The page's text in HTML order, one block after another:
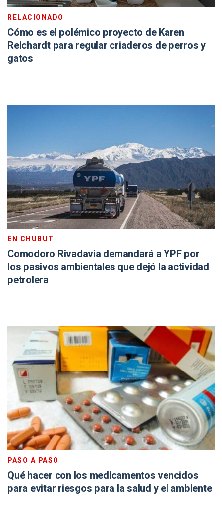
RELACIONADO
Cómo es el polémico proyecto de Karen
Reichardt para regular criaderos de perros y
gatos
EN CHUBUT
Comodoro Rivadavia demandará a YPF por
los pasivos ambientales que dejó la actividad
petrolera
PASO A PASO
Qué hacer con los medicamentos vencidos
para evitar riesgos para la salud y el ambiente